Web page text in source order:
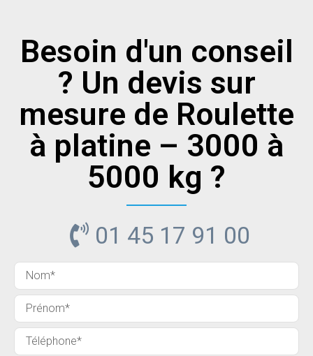
Besoin d'un conseil
? Un devis sur
mesure de Roulette
à platine – 3000 à
5000 kg ?
01 45 17 91 00